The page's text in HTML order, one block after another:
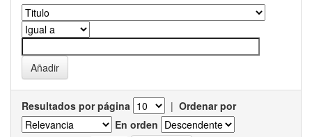
Resultados por página | Ordenar por
En orden